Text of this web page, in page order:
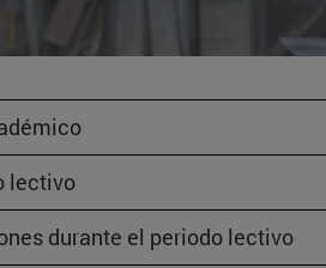
lectivo
durante el periodo lectivo